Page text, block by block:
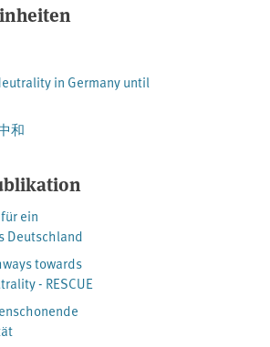
ermöglichen eine ausgewogene
Vermeidung und Senkung. Das
Ergebnisse der RESCUE-Studie
und zeigt die
um Treibhausgasneutralität zu
Paris nahe zu kommen. Quelle:
in Germany until
和
ein
Deutschland
towards
- RESCUE